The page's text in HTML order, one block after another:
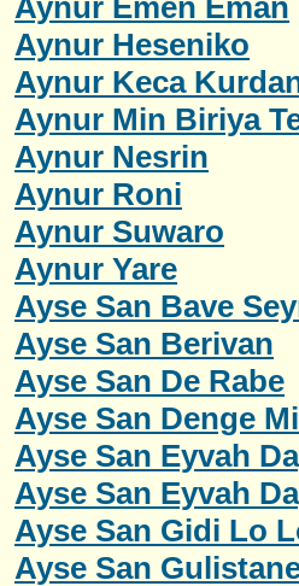
Aynur Heseniko
Aynur Keca
Aynur Min Biriya
Aynur Nesrin
Aynur Roni
Aynur Suwaro
Aynur Yare
Ayse San Bave
Ayse San Berivan
Ayse San De Rabe
Ayse San Denge
Ayse San Eyvah
Ayse San Eyvah
Ayse San Gidi Lo
Ayse San